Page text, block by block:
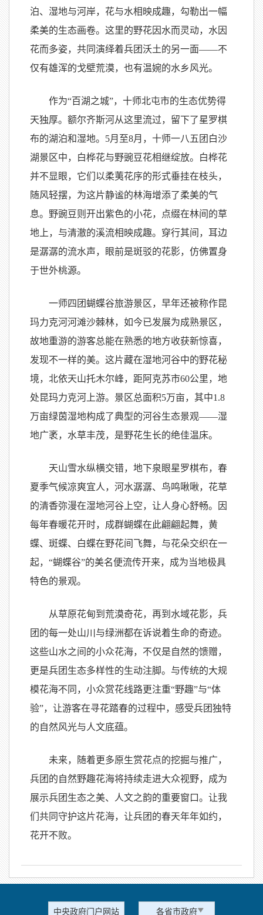
泊、湿地与河岸，花与水相映成趣，勾勒出一幅
柔美的生态画卷。这里的野花因水而灵动，水因
花而多姿，共同演绎着兵团沃土的另一面——不
仅有雄浑的戈壁荒漠，也有温婉的水乡风光。
作为“百湖之城”，十师北屯市的生态优势得
天独厚。额尔齐斯河从这里流过，留下了星罗棋
布的湖泊和湿地。5月至8月，十师一八五团白沙
湖景区中，白桦花与野豌豆花相继绽放。白桦花
并不显眼，它们以柔荑花序的形式垂挂在枝头，
随风轻摆，为这片静谧的林海增添了柔美的气
息。野豌豆则开出紫色的小花，点缀在林间的草
地上，与清澈的溪流相映成趣。穿行其间，耳边
是潺潺的流水声，眼前是斑驳的花影，仿佛置身
于世外桃源。
一师四团蝴蝶谷旅游景区，早年还被称作昆
玛力克河河滩沙棘林，如今已发展为成熟景区，
故地重游的游客总能在熟悉的地方收获新惊喜，
发现不一样的美。这片藏在湿地河谷中的野花秘
境，北依天山托木尔峰，距阿克苏市60公里，地
处昆玛力克河上游。景区总面积5万亩，其中1.8
万亩绿茵湿地构成了典型的河谷生态景观——湿
地广袤，水草丰茂，是野花生长的绝佳温床。
天山雪水纵横交错，地下泉眼星罗棋布，春
夏季气候凉爽宜人，河水潺潺、鸟鸣啾啾，花草
的清香弥漫在湿地河谷上空，让人身心舒畅。因
每年春暖花开时，成群蝴蝶在此翩翩起舞，黄
蝶、斑蝶、白蝶在野花间飞舞，与花朵交织在一
起，“蝴蝶谷”的美名便流传开来，成为当地极具
特色的景观。
从草原花甸到荒漠奇花，再到水域花影，兵
团的每一处山川与绿洲都在诉说着生命的奇迹。
这些山水之间的小众花海，不仅是自然的馈赠，
更是兵团生态多样性的生动注脚。与传统的大规
模花海不同，小众赏花线路更注重“野趣”与“体
验”，让游客在寻花踏春的过程中，感受兵团独特
的自然风光与人文底蕴。
未来，随着更多原生赏花点的挖掘与推广，
兵团的自然野趣花海将持续走进大众视野，成为
展示兵团生态之美、人文之韵的重要窗口。让我
们共同守护这片花海，让兵团的春天年年如约，
花开不败。
中央政府门户网站 各省市政府